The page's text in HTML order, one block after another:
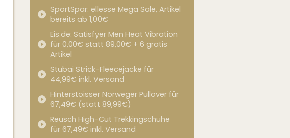
SportSpar: ellesse Mega Sale, Artikel
bereits ab 1,00€
Eis.de: Satisfyer Men Heat Vibration
für 0,00€ statt 89,00€ + 6 gratis
Artikel
Stubai Strick-Fleecejacke für
44,99€ inkl. Versand
Hinterstoisser Norweger Pullover für
67,49€ (statt 89,99€)
Reusch High-Cut Trekkingschuhe
für 67,49€ inkl. Versand